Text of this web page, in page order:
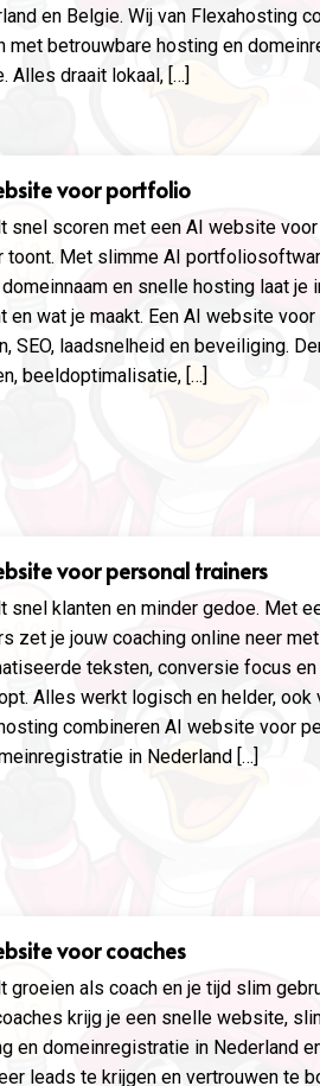
en Belgie. Wij van Flexahosting
met betrouwbare hosting en
Alles draait lokaal, […]
voor portfolio
snel scoren met een AI website
toont. Met slimme AI
en snelle hosting laat je
en wat je maakt. Een AI website
SEO, laadsnelheid en beveiliging.
beeldoptimalisatie, […]
voor personal trainers
snel klanten en minder gedoe. Met
zet je jouw coaching online neer
teksten, conversie focus
Alles werkt logisch en helder, ook
combineren AI website voor
in Nederland […]
voor coaches
groeien als coach en je tijd slim
krijg je een snelle website,
en domeinregistratie in Nederland
leads te krijgen en vertrouwen te